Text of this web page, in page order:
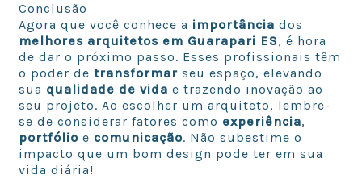
Conclusão
Agora que você conhece a importância dos
melhores arquitetos em Guarapari ES, é hora
de dar o próximo passo. Esses profissionais têm
o poder detransformar seu espaço, elevando
sua qualidade de vida e trazendo inovação ao
seu projeto. Ao escolher um arquiteto, lembre-
se de considerar fatores como experiência,
portfólio e comunicação. Não subestime o
impacto que um bom design pode ter em sua
vida diária!